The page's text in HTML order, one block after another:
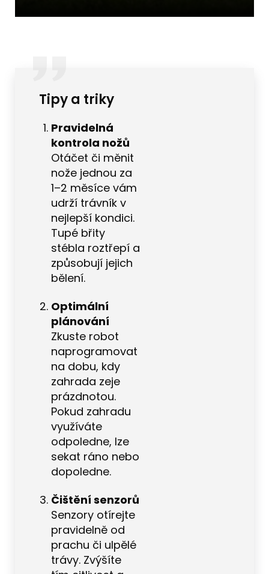
Tipy a triky
Pravidelná
kontrola nožů
Otáčet či měnit
nože jednou za
1–2 měsíce vám
udrží trávník v
nejlepší kondici.
Tupé břity
stébla roztřepí a
způsobují jejich
bělení.
Optimální
plánování
Zkuste robot
naprogramovat
na dobu, kdy
zahrada zeje
prázdnotou.
Pokud zahradu
využíváte
odpoledne, lze
sekat ráno nebo
dopoledne.
Čištění senzorů
Senzory otírejte
pravidelně od
prachu či ulpělé
trávy. Zvýšíte